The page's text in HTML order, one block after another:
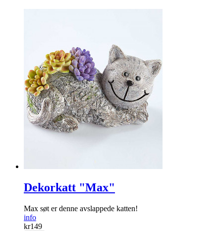
Dekorkatt "Max"
Max søt er denne avslappede katten!
info
kr149